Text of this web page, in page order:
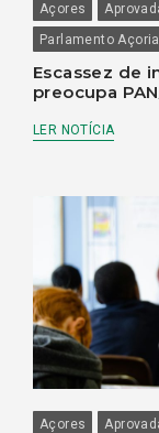
Açores
Parlamento
Escassez de
preocupa
LER NOTÍCIA
Açores